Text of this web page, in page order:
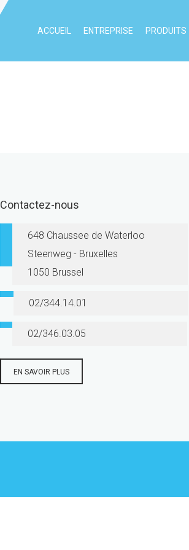
ACCUEIL ENTREPRISE PRODUITS
Contactez-nous
648 Chaussee de Waterloo
Steenweg - Bruxelles
1050 Brussel
02/344.14.01
02/346.03.05
EN SAVOIR PLUS